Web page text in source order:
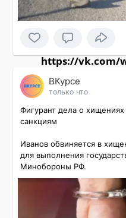
https://vk.com/
ВКурсе
только что
Фигурант дела о
санкциям
Иванов обвиняется в
для выполнения
Минобороны РФ.